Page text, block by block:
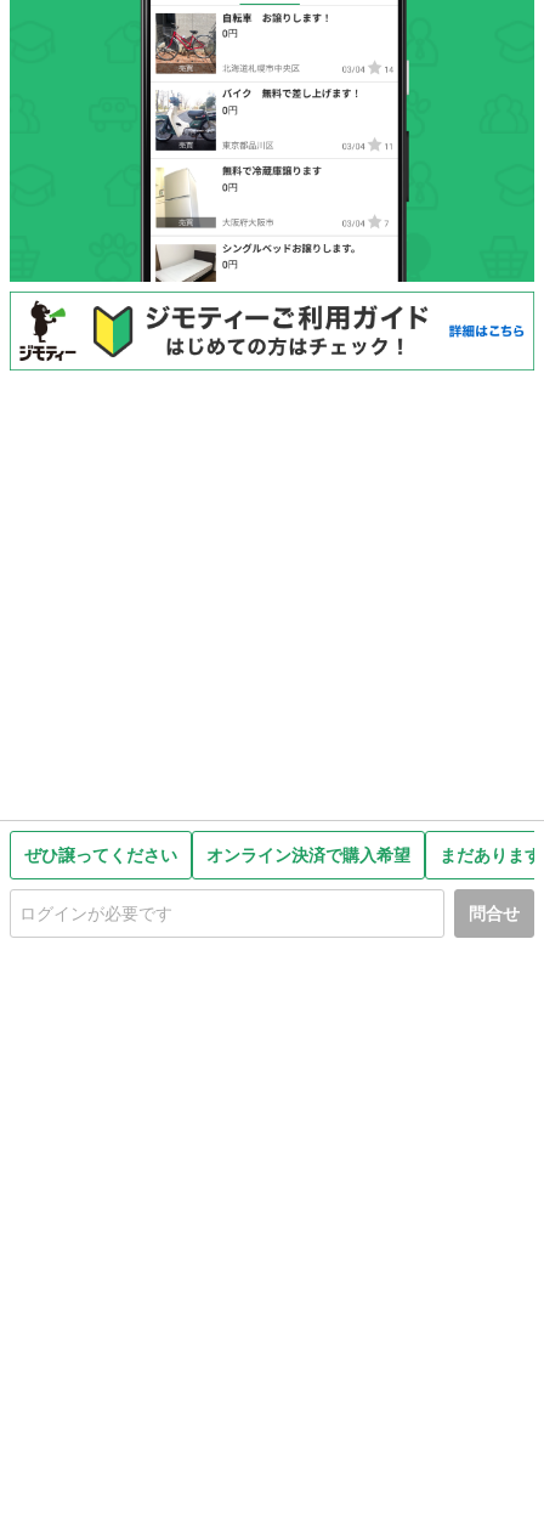
ぜひ譲ってください オンライン決済で購入希望 まだありま
問合せ